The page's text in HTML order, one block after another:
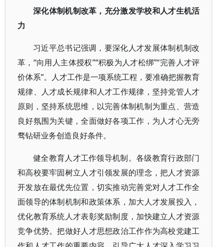
深化体制机制改革，充分激发学校和人才生机活
力
习近平总书记强调，要深化人才发展体制机制改
革，“向用人主体授权”“积极为人才松绑”“完善人才评
价体系”。人才工作是一项系统工程，要准确把握教育
规律、人才成长规律和人才工作规律，坚持党管人才
原则，坚持系统思维，以完善体制机制为重点、营造
良好氛围为关键，全面做好各项工作，为人才心无旁
骛钻研业务创造良好条件。
健全教育人才工作领导机制。各级教育行政部门
和高校要牢固树立人才引领发展的理念，把人才资源
开发放在最优先位置，切实推动完善党对人才工作全
面领导的体制机制和政策体系，加大人才发展投入，
优化教育系统人才表彰奖励制度，加快建立人才资源
竞争优势。把做好人才思想政治工作作为高校党建工